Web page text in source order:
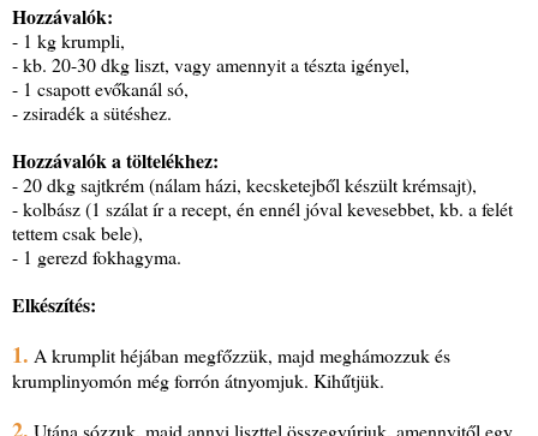
Hozzávalók:
- 1 kg krumpli,
- kb. 20-30 dkg liszt, vagy amennyit a tészta igényel,
- 1 csapott evőkanál só,
- zsiradék a sütéshez.
Hozzávalók a töltelékhez:
- 20 dkg sajtkrém (nálam házi, kecsketejből készült krémsajt),
- kolbász (1 szálat ír a recept, én ennél jóval kevesebbet, kb. a felét
tettem csak bele),
- 1 gerezd fokhagyma.
Elkészítés:
1. A krumplit héjában megfőzzük, majd meghámozzuk és
krumplinyomón még forrón átnyomjuk. Kihűtjük.
2. Utána sózzuk, majd annyi liszttel összegyúrjuk, amennyitől egy